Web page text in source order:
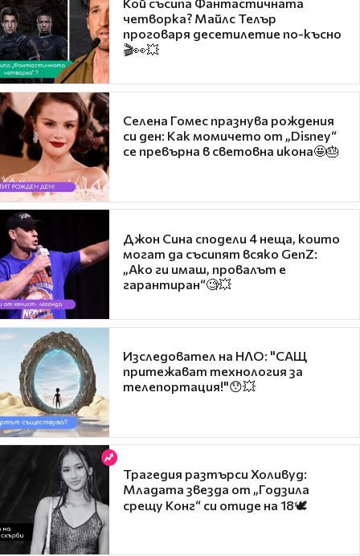
четворка? Майлс Телър
проговаря десетилетие по-късно
🎬👀💥
Селена Гомес празнува рождения
си ден: Как момичето от „Disney“
се превърна в световна икона🤩🎂
Джон Сина сподели 4 неща, които
могат да съсипят всяко GenZ:
„Ако ги имаш, провалът е
гарантиран“🧐💥
Изследовател на НЛО: "САЩ
притежават технология за
телепортация!"😯💥
Трагедия разтърси Холивуд:
Младата звезда от „Годзила
срещу Конг“ си отиде на 18🕊️